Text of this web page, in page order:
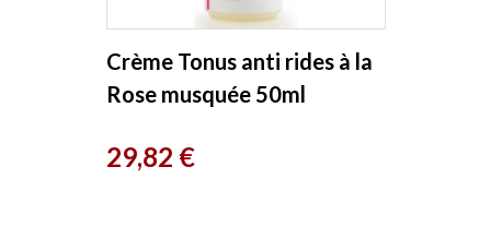
Crème Tonus anti rides à la
Rose musquée 50ml
Prix
29,82 €